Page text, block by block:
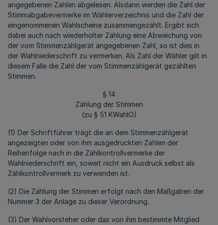
angegebenen Zahlen abgelesen. Alsdann werden die Zahl der
Stimmabgabevermerke im Wählerverzeichnis und die Zahl der
eingenommenen Wahlscheine zusammengezählt. Ergibt sich
dabei auch nach wiederholter Zählung eine Abweichung von
der vom Stimmenzählgerät angegebenen Zahl, so ist dies in
der Wahlniederschrift zu vermerken. Als Zahl der Wähler gilt in
diesem Falle die Zahl der vom Stimmenzählgerät gezählten
Stimmen.
§ 14
Zählung der Stimmen
(zu § 51 KWahlO)
(1) Der Schriftführer trägt die an dem Stimmenzählgerät
angezeigten oder von ihm ausgedruckten Zahlen der
Reihenfolge nach in die Zählkontrollvermerke der
Wahlniederschrift ein, soweit nicht ein Ausdruck selbst als
Zählkontrollvermerk zu verwenden ist.
(2) Die Zählung der Stimmen erfolgt nach den Maßgaben der
Nummer 3 der Anlage zu dieser Verordnung.
(3) Der Wahlvorsteher oder das von ihm bestimmte Mitglied